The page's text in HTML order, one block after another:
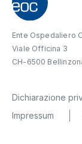
Ente Ospedaliero
Viale Officina 3
CH-6500
Dichiarazione
Impressum